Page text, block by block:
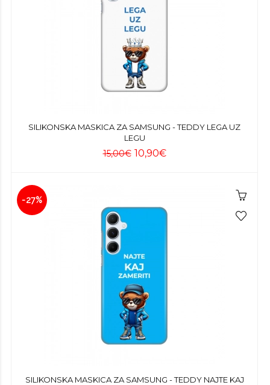
SILIKONSKA MASKICA ZA SAMSUNG - TEDDY LEGA UZ
LEGU
15,00€ 10,90€
-27%
SILIKONSKA MASKICA ZA SAMSUNG - TEDDY NAJTE KAJ